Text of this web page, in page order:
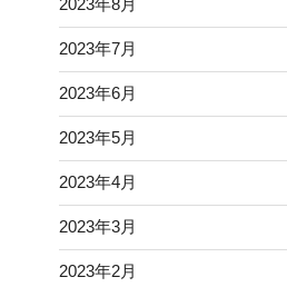
2023年8月
2023年7月
2023年6月
2023年5月
2023年4月
2023年3月
2023年2月